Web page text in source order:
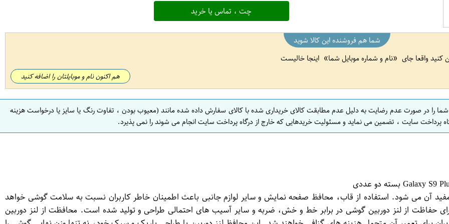
چت ، تماس یا خرید
شما هم فروشنده این کالا شوید
کنید واقعا جای
نام و شماره موبایل شما اینجا خالیست
هم اکنون نام و موبایلتان را اضافه کنید
شما را در صورت عدم رضایت به دلیل عدم مطابقت کالای خریداری شده با کالای سفارش داده شده مانند (معیوب بودن ، تفاوت رنگ یا سایز یا درخواست هزینه
پرداخت سایت ، تضمین می نماید و مسئولیت خریدهایی که خارج از درگاه پرداخت سایت انجام می شوند را نمی پذیرد.
می شود. استفاده از قاب، محافظ صفحه نمایش و سایر لوازم جانبی باعث اطمینان خاطر کاربران نسبت به سلامت گوشی خواهد
حفاظت از لنز دوربین گوشی در برابر خط و خش، ضربه و سایر آسیب های احتمالی طراحی و تولید شده است. محافظت از لنز دوربین